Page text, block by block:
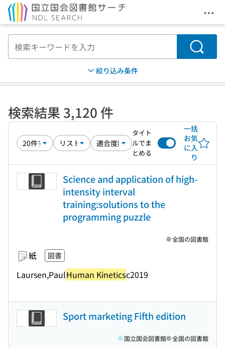
メ
検索
絞り込み条件
検索結果 3,120 件
タイト
ルでま
とめる
一括
お気
に入
り
Science and application of high-
intensity interval
training:solutions to the
programming puzzle
紙 図書
Laursen,PaulHuman Kineticsc2019
全国の図書館
Sport marketing Fifth edition
国立国会図書館 全国の図書館